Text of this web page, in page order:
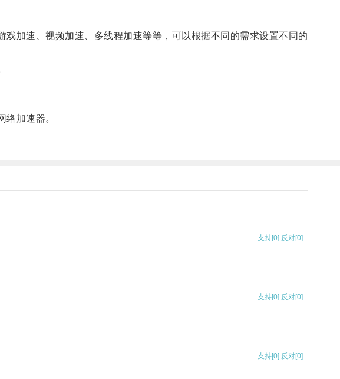
加速、视频加速、多线程加速等等，可以根据不同的需求设置不同的
加速器。
支持[0] 反对[0]
支持[0] 反对[0]
支持[0] 反对[0]